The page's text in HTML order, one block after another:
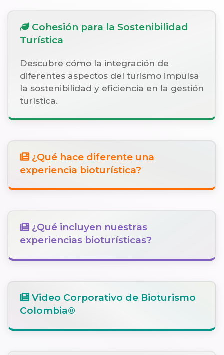
Cohesión para la Sostenibilidad
Turística
Descubre cómo la integración de
diferentes aspectos del turismo impulsa
la sostenibilidad y eficiencia en la gestión
turística.
¿Qué hace diferente una
experiencia bioturística?
¿Qué incluyen nuestras
experiencias bioturísticas?
Video Corporativo de Bioturismo
Colombia®